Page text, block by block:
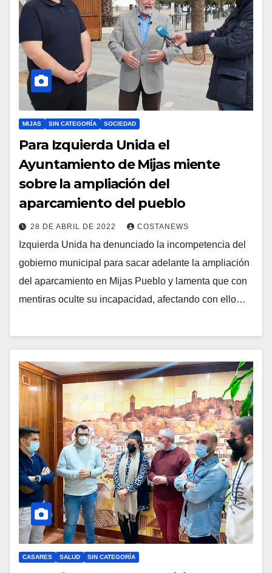
MIJAS SIN CATEGORÍA SOCIEDAD
Para Izquierda Unida el
Ayuntamiento de Mijas miente
sobre la ampliación del
aparcamiento del pueblo
28 DE ABRIL DE 2022 COSTANEWS
Izquierda Unida ha denunciado la incompetencia del
gobierno municipal para sacar adelante la ampliación
del aparcamiento en Mijas Pueblo y lamenta que con
mentiras oculte su incapacidad, afectando con ello…
CASARES SALUD SIN CATEGORÍA